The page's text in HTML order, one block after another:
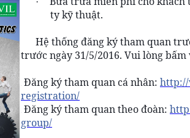
ty kỹ thuật.
Hệ thống đăng ký tham quan
trước ngày 31/5/2016. Vui lòng
Đăng ký tham quan cá nhân:
registration/
Đăng ký tham quan theo đoàn:
group/